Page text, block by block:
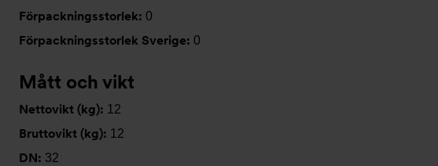
Förpackningsstorlek: 0
Förpackningsstorlek Sverige: 0
Mått och vikt
Nettovikt (kg): 12
Bruttovikt (kg): 12
DN: 32